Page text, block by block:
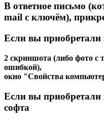
В ответное письмо
mail с ключём),
Если вы
2 скриншота (либо фото с
ошибкой),
окно "Свойства
Если вы
софта